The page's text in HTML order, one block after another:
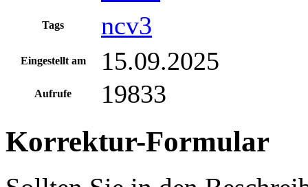
Tags ncv3
Eingestellt am 15.09.2025
Aufrufe 19833
Korrektur-Formular